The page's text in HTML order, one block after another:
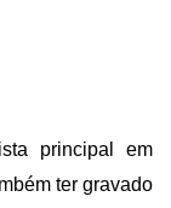
principal em
ter gravado